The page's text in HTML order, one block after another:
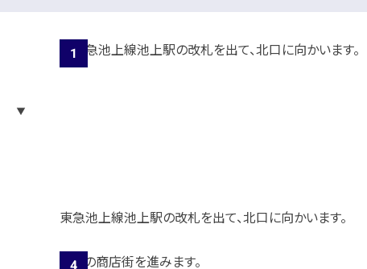
東急池上線池上駅の改札を出て、北口に向かいます。